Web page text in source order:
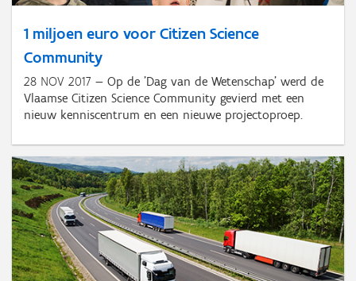
1 miljoen euro voor Citizen Science
Community
28 NOV 2017
Op de 'Dag van de Wetenschap' werd de
Vlaamse Citizen Science Community gevierd met een
nieuw kenniscentrum en een nieuwe projectoproep.